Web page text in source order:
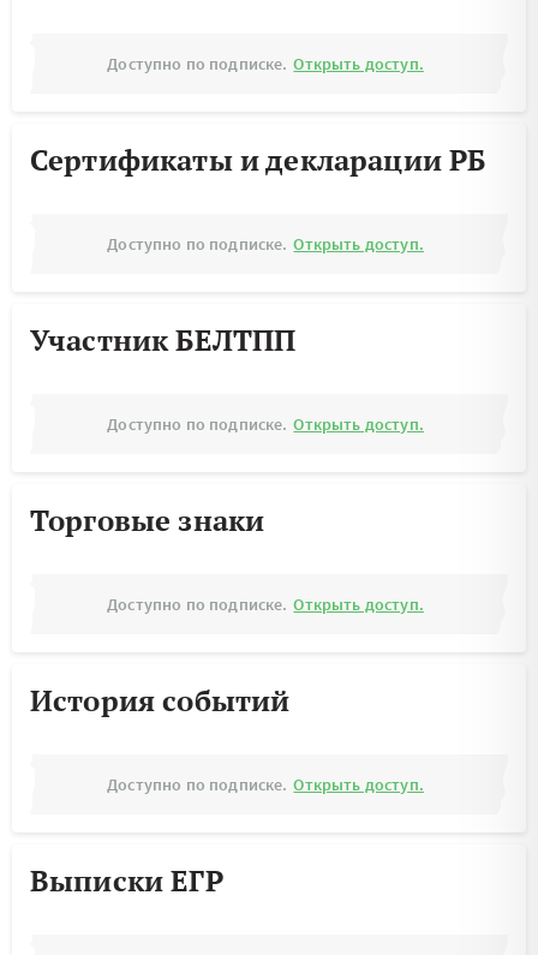
Доступно по подписке. Открыть доступ.
Сертификаты и декларации РБ
Доступно по подписке. Открыть доступ.
Участник БЕЛТПП
Доступно по подписке. Открыть доступ.
Торговые знаки
Доступно по подписке. Открыть доступ.
История событий
Доступно по подписке. Открыть доступ.
Выписки ЕГР